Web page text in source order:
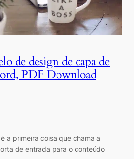
de design de capa de
PDF Download
a primeira coisa que chama a
de entrada para o conteúdo